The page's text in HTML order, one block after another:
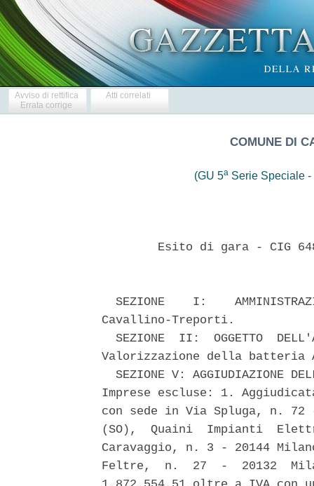
Avviso di rettifica
Errata corrige
Atti correlati
COMUNE DI
(GU 5aSerie Speciale -
Esito di gara - CIG
SEZIONE    I:
Cavallino-Treporti.
SEZIONE  II:  OGGETTO
Valorizzazione della
SEZIONE V: AGGIUDIAZIONE
Imprese escluse: 1.
con sede in Via Spluga, n. 72
(SO),  Quaini  Impianti
Caravaggio, n. 3 - 20144
Feltre,  n.  27  -  20132